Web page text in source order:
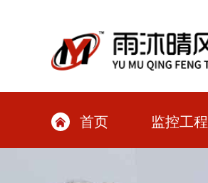
 首页 监控工程